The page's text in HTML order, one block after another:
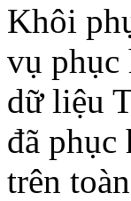
Khôi
vụ phục
dữ liệu
đã phục
trên